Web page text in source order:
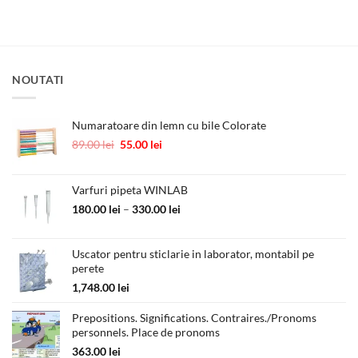
NOUTATI
Numaratoare din lemn cu bile Colorate
89.00lei Prețul
fost:
89.00 lei.
55.00 lei
55.00 lei.
Varfuri pipeta WINLAB
180.00 lei – 330.00 lei
180.00 lei
Uscator pentru sticlarie in laborator, montabil pe
perete
1,748.00 lei
Prepositions. Significations. Contraires./Pronoms
personnels. Place de pronoms
363.00 lei